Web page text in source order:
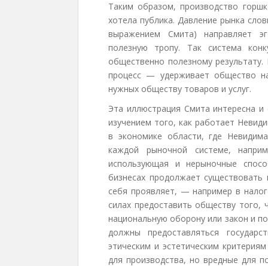
Таким образом, производство
хотела публика. Давление рынка
выражением Смита) направляет
полезную тропу. Так система
общественно полезному
процесс — удерживает общество
нужных обществу товаров и услуг.
Эта иллюстрация Смита интересна
изучением того, как работает
в экономике области, где
каждой рыночной системе,
использующая и нерыночные
бизнесах продолжает существовать
себя проявляет, — например в
силах предоставить обществу
национальную оборону или закон и
должны предоставляться
этическим и эстетическим
для производства, но вредные для